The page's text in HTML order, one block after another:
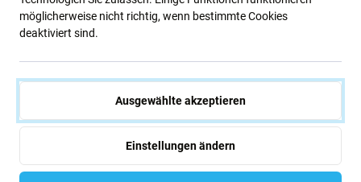
Qualität der Ersatzteile
Aftermarket-Ersatzteile werden von Drittanbietern und
nicht direkt vom Gerätehersteller hergestellt. Es handelt
sich um eine Kopie des Originals. Das als Aftermarket
gelieferte Ersatzteil kann minimale Abweichungen in
Tipps vor dem Austausch:
möglicherweise nicht richtig, wenn bestimmte Cookies
deaktiviert sind.
Ausgewählte akzeptieren
Einstellungen ändern